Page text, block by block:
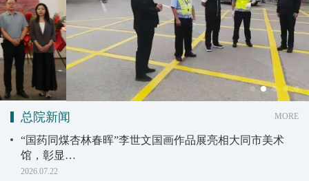
总院新闻 MORE
“国药同煤杏林春晖”李世文国画作品展亮相大同市美术
馆，彰显…
2026.07.22